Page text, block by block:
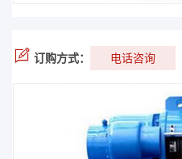
订购方式： 电话咨询